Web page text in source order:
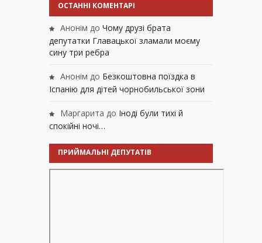
ОСТАННІ КОМЕНТАРІ
Анонім до Чому друзі брата
депутатки Главацької зламали моєму
сину три ребра
Анонім до Безкоштовна поїздка в
Іспанію для дітей чорнобильської зони
Маргарита до Іноді були тихі й
спокійні ночі…
ПРИЙМАЛЬНІ ДЕПУТАТІВ